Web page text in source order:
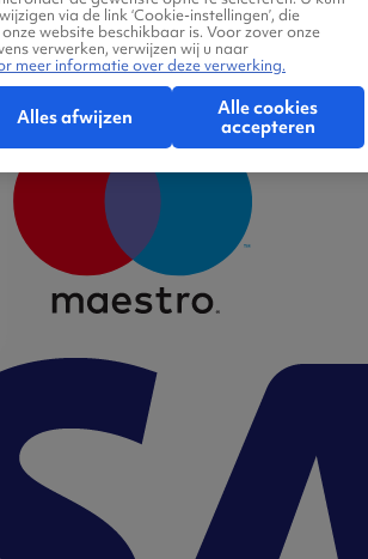
via de link ‘Cookie-instellingen’, die
website beschikbaar is. Voor zover onze
verwerken, verwijzen wij u naar
meer informatie over deze verwerking.
Alles afwijzen
Alle cookies
accepteren